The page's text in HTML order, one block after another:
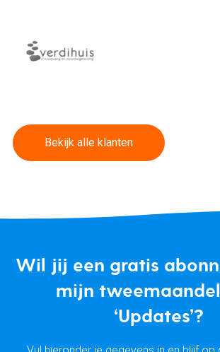
Bekijk alle klanten
Wil jij een gratis
mijn
‘Updates’?